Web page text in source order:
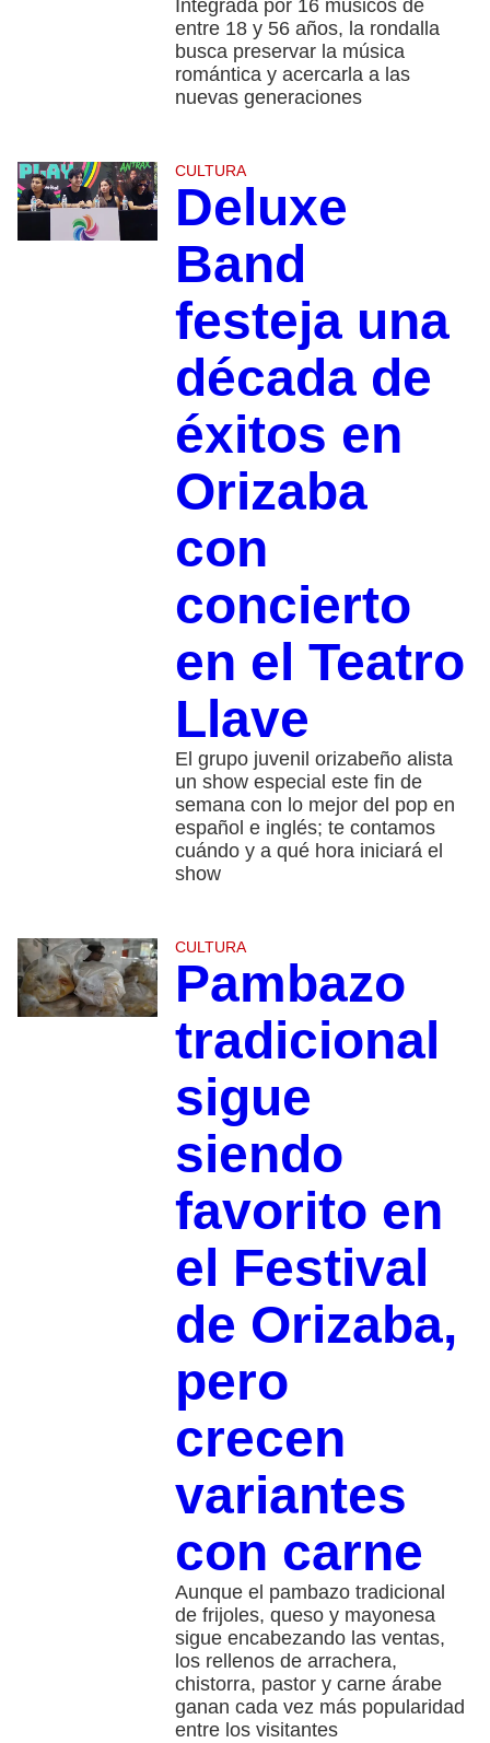
Integrada por 16 músicos de
entre 18 y 56 años, la rondalla
busca preservar la música
romántica y acercarla a las
nuevas generaciones
CULTURA
Deluxe
Band
festeja una
década de
éxitos en
Orizaba
con
concierto
en el Teatro
Llave
El grupo juvenil orizabeño alista
un show especial este fin de
semana con lo mejor del pop en
español e inglés; te contamos
cuándo y a qué hora iniciará el
show
CULTURA
Pambazo
tradicional
sigue
siendo
favorito en
el Festival
de Orizaba,
pero
crecen
variantes
con carne
Aunque el pambazo tradicional
de frijoles, queso y mayonesa
sigue encabezando las ventas,
los rellenos de arrachera,
chistorra, pastor y carne árabe
ganan cada vez más popularidad
entre los visitantes